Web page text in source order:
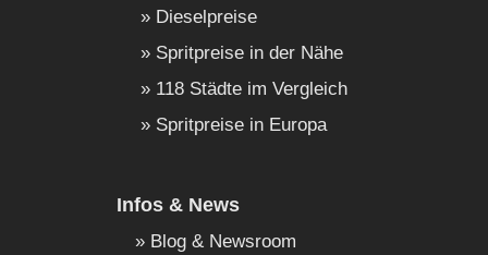
Dieselpreise
Spritpreise in der Nähe
118 Städte im Vergleich
Spritpreise in Europa
Infos & News
Blog & Newsroom